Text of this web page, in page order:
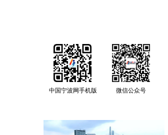
中国宁波网手机版 微信公众号